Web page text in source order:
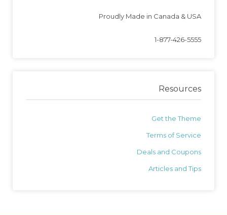
Proudly Made in Canada & USA
1-877-426-5555
Resources
Get the Theme
Terms of Service
Deals and Coupons
Articles and Tips